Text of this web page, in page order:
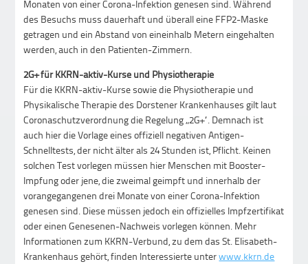
Monaten von einer Corona-Infektion genesen sind. Während
des Besuchs muss dauerhaft und überall eine FFP2-Maske
getragen und ein Abstand von eineinhalb Metern eingehalten
werden, auch in den Patienten-Zimmern.
2G+ für KKRN-aktiv-Kurse und Physiotherapie
Für die KKRN-aktiv-Kurse sowie die Physiotherapie und
Physikalische Therapie des Dorstener Krankenhauses gilt laut
Coronaschutzverordnung die Regelung „2G+“. Demnach ist
auch hier die Vorlage eines offiziell negativen Antigen-
Schnelltests, der nicht älter als 24 Stunden ist, Pflicht. Keinen
solchen Test vorlegen müssen hier Menschen mit Booster-
Impfung oder jene, die zweimal geimpft und innerhalb der
vorangegangenen drei Monate von einer Corona-Infektion
genesen sind. Diese müssen jedoch ein offizielles Impfzertifikat
oder einen Genesenen-Nachweis vorlegen können. Mehr
Informationen zum KKRN-Verbund, zu dem das St. Elisabeth-
Krankenhaus gehört, finden Interessierte unterwww.kkrn.de